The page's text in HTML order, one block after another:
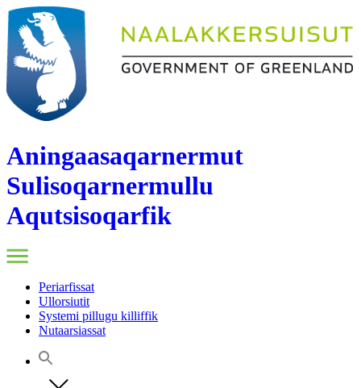
Aningaasaqarnermut
Sulisoqarnermullu
Aqutsisoqarfik
Periarfissat
Ullorsiutit
Systemi pillugu killiffik
Nutaarsiassat